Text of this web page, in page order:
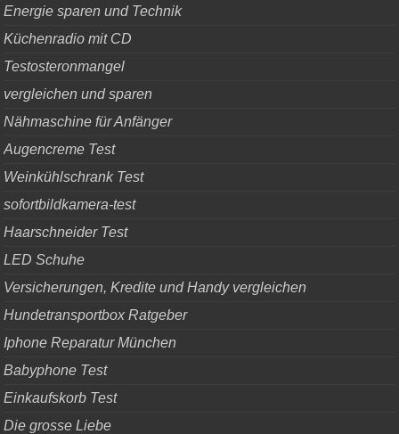
Energie sparen und Technik
Küchenradio mit CD
Testosteronmangel
vergleichen und sparen
Nähmaschine für Anfänger
Augencreme Test
Weinkühlschrank Test
sofortbildkamera-test
Haarschneider Test
LED Schuhe
Versicherungen, Kredite und Handy vergleichen
Hundetransportbox Ratgeber
Iphone Reparatur München
Babyphone Test
Einkaufskorb Test
Die grosse Liebe